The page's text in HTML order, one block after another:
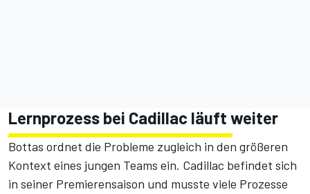
Lernprozess bei Cadillac läuft weiter
Bottas ordnet die Probleme zugleich in den größeren
Kontext eines jungen Teams ein. Cadillac befindet sich
in seiner Premierensaison und musste viele Prozesse